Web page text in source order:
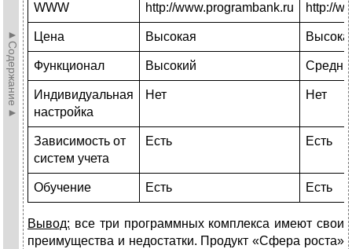
►Содержание►
WWW http://www.programbank.ru http://
Цена Высокая
Функционал Высокий
Индивидуальная
настройка
Нет Нет
Зависимость от
систем учета
Есть Есть
Обучение Есть Есть
Вывод: все три программных комплекса имеют свои
преимущества и недостатки. Продукт «Сфера роста»